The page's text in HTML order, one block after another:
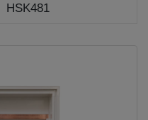
HSK481